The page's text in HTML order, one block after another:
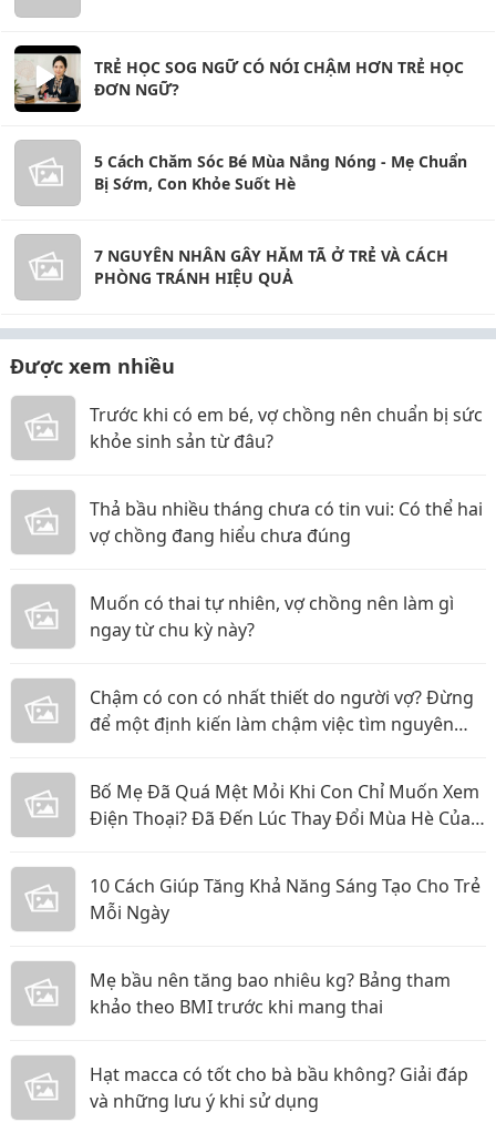
TRẺ HỌC SOG NGỮ CÓ NÓI CHẬM HƠN TRẺ HỌC
ĐƠN NGỮ?
5 Cách Chăm Sóc Bé Mùa Nắng Nóng - Mẹ Chuẩn
Bị Sớm, Con Khỏe Suốt Hè
7 NGUYÊN NHÂN GÂY HĂM TÃ Ở TRẺ VÀ CÁCH
PHÒNG TRÁNH HIỆU QUẢ
Được xem nhiều
Trước khi có em bé, vợ chồng nên chuẩn bị sức
khỏe sinh sản từ đâu?
Thả bầu nhiều tháng chưa có tin vui: Có thể hai
vợ chồng đang hiểu chưa đúng
Muốn có thai tự nhiên, vợ chồng nên làm gì
ngay từ chu kỳ này?
Chậm có con có nhất thiết do người vợ? Đừng
để một định kiến làm chậm việc tìm nguyên
Bố Mẹ Đã Quá Mệt Mỏi Khi Con Chỉ Muốn Xem
Điện Thoại? Đã Đến Lúc Thay Đổi Mùa Hè Của
10 Cách Giúp Tăng Khả Năng Sáng Tạo Cho Trẻ
Mỗi Ngày
Mẹ bầu nên tăng bao nhiêu kg? Bảng tham
khảo theo BMI trước khi mang thai
Hạt macca có tốt cho bà bầu không? Giải đáp
và những lưu ý khi sử dụng